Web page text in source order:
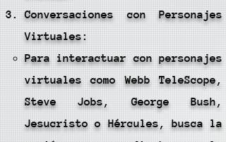
Conversaciones con Personajes
Virtuales:
Para interactuar con personajes
virtuales como Webb TeleScope,
Steve Jobs, George Bush,
Jesucristo o Hércules, busca la